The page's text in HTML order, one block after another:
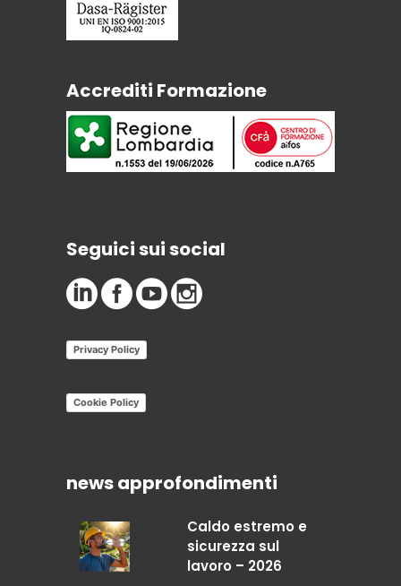
Accrediti Formazione
Seguici sui social
Privacy Policy
Cookie Policy
news approfondimenti
Caldo estremo e
sicurezza sul
lavoro – 2026